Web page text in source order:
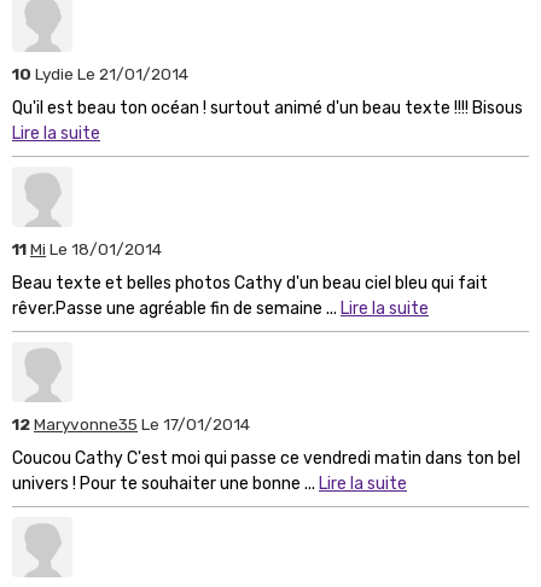
10 Lydie Le 21/01/2014
Qu'il est beau ton océan ! surtout animé d'un beau texte !!!! Bisous
Lire la suite
11Mi Le 18/01/2014
Beau texte et belles photos Cathy d'un beau ciel bleu qui fait
rêver.Passe une agréable fin de semaine ... Lire la suite
12Maryvonne35 Le 17/01/2014
Coucou Cathy C'est moi qui passe ce vendredi matin dans ton bel
univers ! Pour te souhaiter une bonne ... Lire la suite